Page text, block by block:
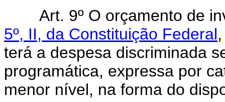
Art. 9º O orçamento de
5º, II, da Constituição Federal
terá a despesa discriminada
programática, expressa por
menor nível, na forma do